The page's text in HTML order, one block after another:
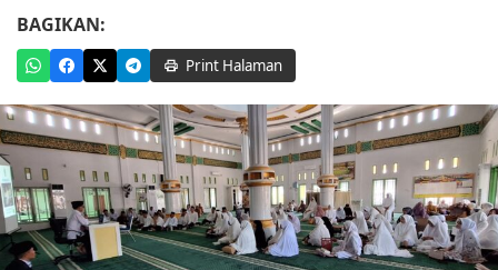
BAGIKAN:
Print Halaman